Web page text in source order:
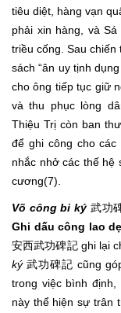
tiêu diệt, hàng vạn
phải xin hàng, và
triều cống. Sau
sách “ân uy tịnh
cho ông tiếp tục giữ
và thu phục lòng
Thiệu Trị còn ban
để ghi công cho
nhắc nhở các thế hệ
cương(7).
Võ công bi ký武功
Ghi dấu công lao
安西武功碑記 ghi lại
ký武功碑記 cũng
trong việc bình
này thể hiện sự trân